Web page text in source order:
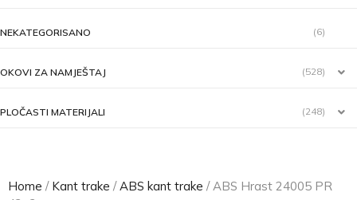
NEKATEGORISANO (6)
OKOVI ZA NAMJEŠTAJ (528)
PLOČASTI MATERIJALI (248)
Home / Kant trake /ABS kant trake / ABS Hrast 24005 PR